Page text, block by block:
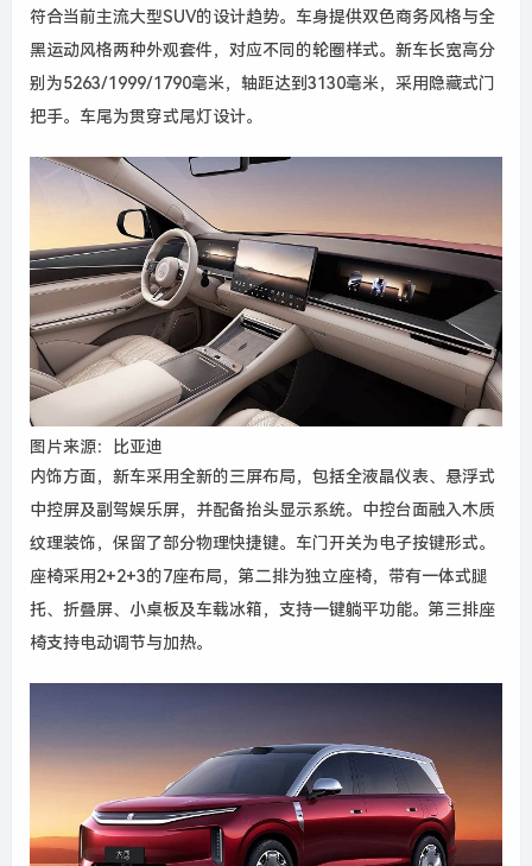
符合当前主流大型SUV的设计趋势。车身提供双色商务风格与全
黑运动风格两种外观套件，对应不同的轮圈样式。新车长宽高分
别为5263/1999/1790毫米，轴距达到3130毫米，采用隐藏式门
把手。车尾为贯穿式尾灯设计。
图片来源：比亚迪
内饰方面，新车采用全新的三屏布局，包括全液晶仪表、悬浮式
中控屏及副驾娱乐屏，并配备抬头显示系统。中控台面融入木质
纹理装饰，保留了部分物理快捷键。车门开关为电子按键形式。
座椅采用2+2+3的7座布局，第二排为独立座椅，带有一体式腿
托、折叠屏、小桌板及车载冰箱，支持一键躺平功能。第三排座
椅支持电动调节与加热。